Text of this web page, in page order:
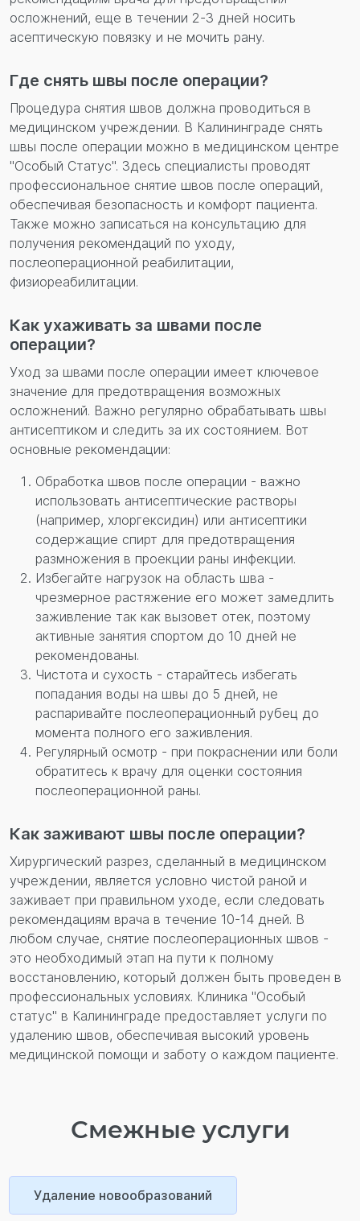
осложнений, еще в течении 2-3 дней носить
асептическую повязку и не мочить рану.
Где снять швы после операции?
Процедура снятия швов должна проводиться в
медицинском учреждении. В Калининграде снять
швы после операции можно в медицинском центре
"Особый Статус". Здесь специалисты проводят
профессиональное снятие швов после операций,
обеспечивая безопасность и комфорт пациента.
Также можно записаться на консультацию для
получения рекомендаций по уходу,
послеоперационной реабилитации,
физиореабилитации.
Как ухаживать за швами после
операции?
Уход за швами после операции имеет ключевое
значение для предотвращения возможных
осложнений. Важно регулярно обрабатывать швы
антисептиком и следить за их состоянием. Вот
основные рекомендации:
Обработка швов после операции - важно
использовать антисептические растворы
(например, хлоргексидин) или антисептики
содержащие спирт для предотвращения
размножения в проекции раны инфекции.
Избегайте нагрузок на область шва -
чрезмерное растяжение его может замедлить
заживление так как вызовет отек, поэтому
активные занятия спортом до 10 дней не
рекомендованы.
Чистота и сухость - старайтесь избегать
попадания воды на швы до 5 дней, не
распаривайте послеоперационный рубец до
момента полного его заживления.
Регулярный осмотр - при покраснении или боли
обратитесь к врачу для оценки состояния
послеоперационной раны.
Как заживают швы после операции?
Хирургический разрез, сделанный в медицинском
учреждении, является условно чистой раной и
заживает при правильном уходе, если следовать
рекомендациям врача в течение 10-14 дней. В
любом случае, снятие послеоперационных швов -
это необходимый этап на пути к полному
восстановлению, который должен быть проведен в
профессиональных условиях. Клиника "Особый
статус" в Калининграде предоставляет услуги по
удалению швов, обеспечивая высокий уровень
медицинской помощи и заботу о каждом пациенте.
Смежные услуги
Удаление новообразований